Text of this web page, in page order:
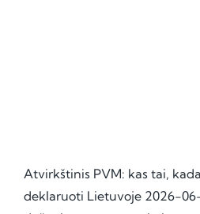
Atvirkštinis PVM: kas tai,
deklaruoti Lietuvoje 2026-